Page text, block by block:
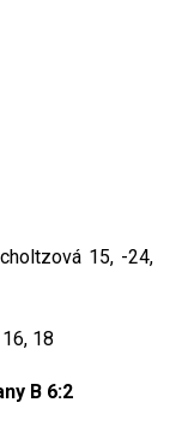
15, -24,
18
B 6:2